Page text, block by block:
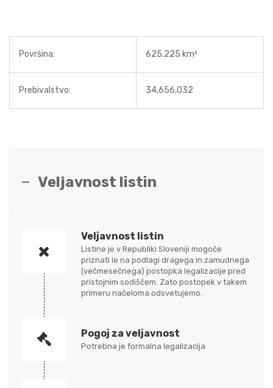
Površina: 625.225 km²
Prebivalstvo: 34,656,032
Veljavnost listin
Veljavnost listin
Listine je v Republiki Sloveniji mogoče
priznati le na podlagi dragega in zamudnega
(večmesečnega) postopka legalizacije pred
pristojnim sodiščem. Zato postopek v takem
primeru načeloma odsvetujemo.
Pogoj za veljavnost
Potrebna je formalna legalizacija